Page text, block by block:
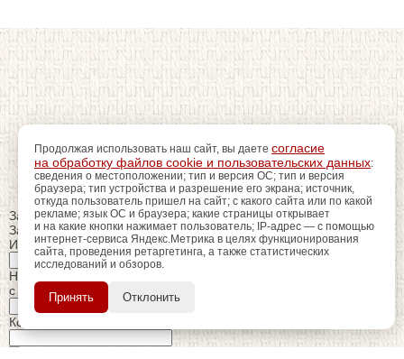
Продолжая использовать наш сайт, вы даете согласие
на обработку файлов cookie и пользовательских данных:
сведения о местоположении; тип и версия ОС; тип и версия
браузера; тип устройства и разрешение его экрана; источник,
откуда пользователь пришел на сайт; с какого сайта или по какой
рекламе; язык ОС и браузера; какие страницы открывает
и на какие кнопки нажимает пользователь; IP-адрес — с помощью
интернет-сервиса Яндекс.Метрика в целях функционирования
сайта, проведения ретаргетинга, а также статистических
исследований и обзоров.
Принять Отклонить
Закрыть
Заказ обратного звонка
Имя Отчество:
Номер телефона:
с кодом города
Когда позвонить?
Пройдитерегистрацию
использования
дополнительных возможностей